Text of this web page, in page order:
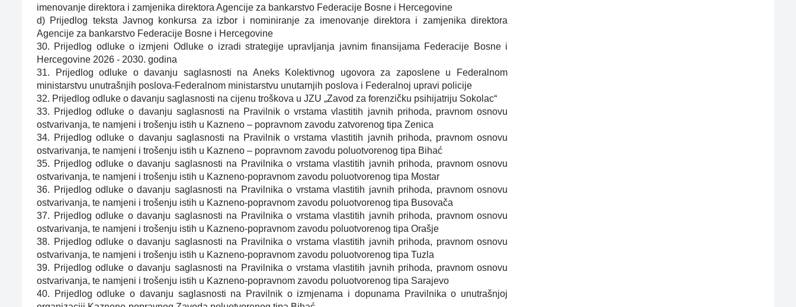
imenovanje direktora i zamjenika direktora Agencije za bankarstvo Federacije Bosne i Hercegovine
d) Prijedlog teksta Javnog konkursa za izbor i nominiranje za imenovanje direktora i zamjenika direktora
Agencije za bankarstvo Federacije Bosne i Hercegovine
30. Prijedlog odluke o izmjeni Odluke o izradi strategije upravljanja javnim finansijama Federacije Bosne i
Hercegovine 2026 - 2030. godina
31. Prijedlog odluke o davanju saglasnosti na Aneks Kolektivnog ugovora za zaposlene u Federalnom
ministarstvu unutrašnjih poslova-Federalnom ministarstvu unutarnjih poslova i Federalnoj upravi policije
32. Prijedlog odluke o davanju saglasnosti na cijenu troškova u JZU „Zavod za forenzičku psihijatriju Sokolac“
33. Prijedlog odluke o davanju saglasnosti na Pravilnik o vrstama vlastitih javnih prihoda, pravnom osnovu
ostvarivanja, te namjeni i trošenju istih u Kazneno – popravnom zavodu zatvorenog tipa Zenica
34. Prijedlog odluke o davanju saglasnosti na Pravilnik o vrstama vlastitih javnih prihoda, pravnom osnovu
ostvarivanja, te namjeni i trošenju istih u Kazneno – popravnom zavodu poluotvorenog tipa Bihać
35. Prijedlog odluke o davanju saglasnosti na Pravilnika o vrstama vlastitih javnih prihoda, pravnom osnovu
ostvarivanja, te namjeni i trošenju istih u Kazneno-popravnom zavodu poluotvorenog tipa Mostar
36. Prijedlog odluke o davanju saglasnosti na Pravilnika o vrstama vlastitih javnih prihoda, pravnom osnovu
ostvarivanja, te namjeni i trošenju istih u Kazneno-popravnom zavodu poluotvorenog tipa Busovača
37. Prijedlog odluke o davanju saglasnosti na Pravilnika o vrstama vlastitih javnih prihoda, pravnom osnovu
ostvarivanja, te namjeni i trošenju istih u Kazneno-popravnom zavodu poluotvorenog tipa Orašje
38. Prijedlog odluke o davanju saglasnosti na Pravilnika o vrstama vlastitih javnih prihoda, pravnom osnovu
ostvarivanja, te namjeni i trošenju istih u Kazneno-popravnom zavodu poluotvorenog tipa Tuzla
39. Prijedlog odluke o davanju saglasnosti na Pravilnika o vrstama vlastitih javnih prihoda, pravnom osnovu
ostvarivanja, te namjeni i trošenju istih u Kazneno-popravnom zavodu poluotvorenog tipa Sarajevo
40. Prijedlog odluke o davanju saglasnosti na Pravilnik o izmjenama i dopunama Pravilnika o unutrašnjoj